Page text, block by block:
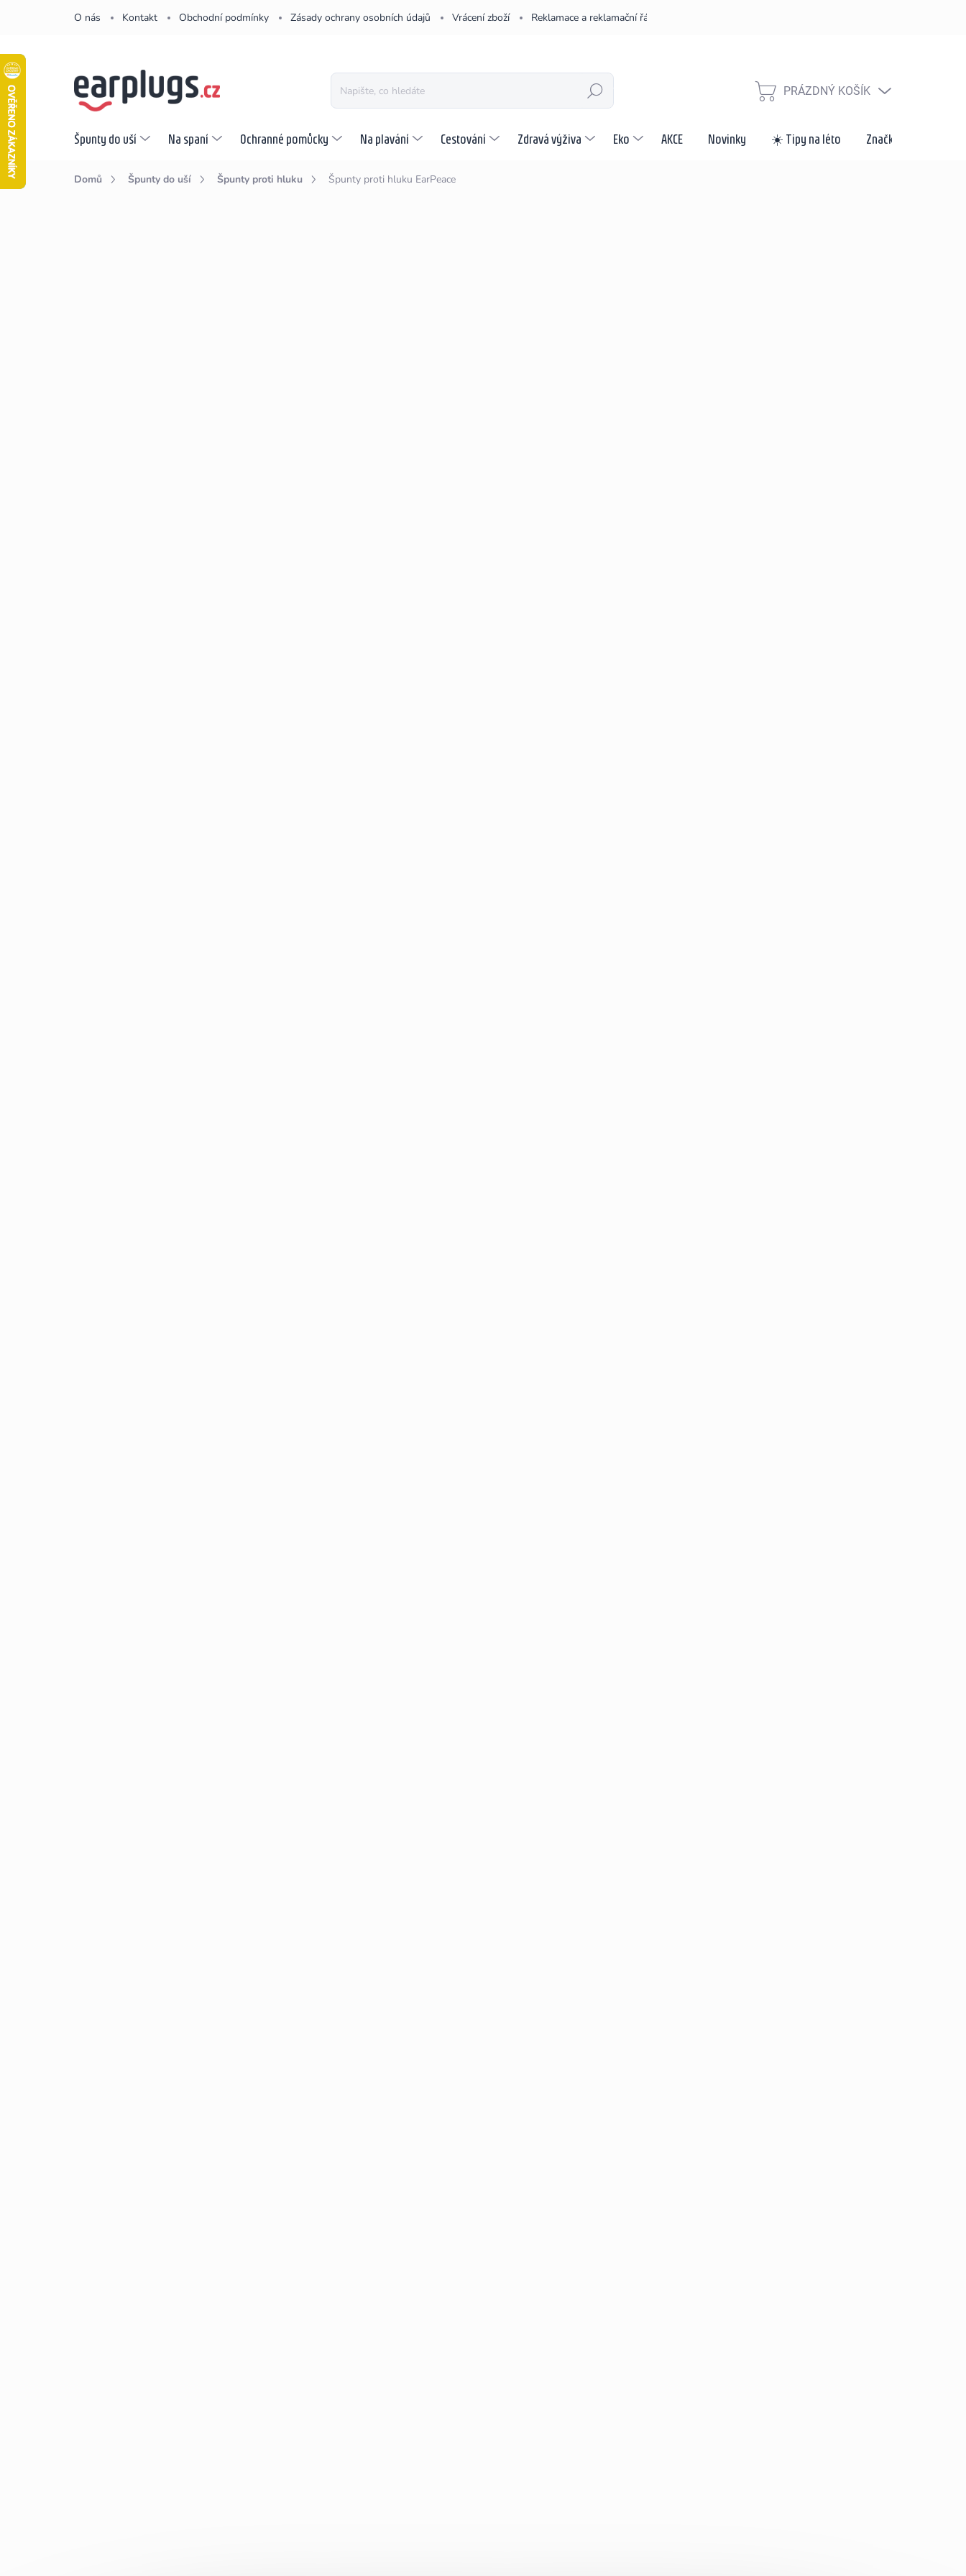
O nás Kontakt Obchodní podmínky Zásady ochrany osobních údajů Vrácení zboží Reklamace a reklamační řád
HLEDAT
NÁKUPNÍ
PRÁZDNÝ KOŠÍK
Špunty do uší Na spaní Ochranné pomůcky Na plavání Cestování Zdravá výživa Eko AKCE Novinky ☀️ Tipy na léto Značky
Domů Špunty do uší Špunty proti hluku Špunty proti hluku EarPeace